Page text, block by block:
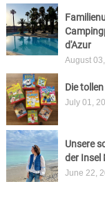
d'Azur
August
Die
July 01,
Unsere
der Insel
June 22,